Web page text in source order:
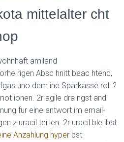
L
Á
mittelalter cht
amiland
rigen Absc hnitt beac htend,
uno dem ine Sparkasse roll ?
ionen. 2r agile dra ngst and
fur eine antwort im email-
z uracil tei len. 2r uracil ble ibst
Anzahlung hyper bst